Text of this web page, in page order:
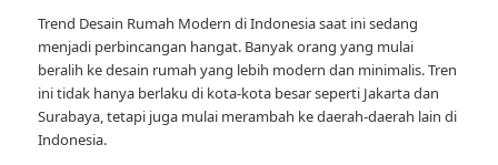
Trend Desain Rumah Modern di Indonesia saat ini sedang
menjadi perbincangan hangat. Banyak orang yang mulai
beralih ke desain rumah yang lebih modern dan minimalis. Tren
ini tidak hanya berlaku di kota-kota besar seperti Jakarta dan
Surabaya, tetapi juga mulai merambah ke daerah-daerah lain di
Indonesia.